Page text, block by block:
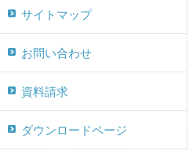
サイトマップ
お問い合わせ
資料請求
ダウンロードページ